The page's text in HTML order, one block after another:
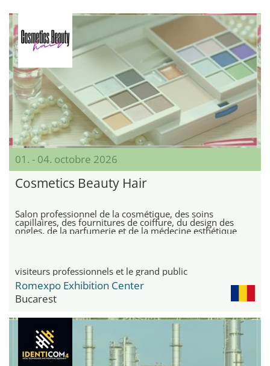
01. - 04. octobre 2026
Cosmetics Beauty Hair
Salon professionnel de la cosmétique, des soins
capillaires, des fournitures de coiffure, du design des
ongles, de la parfumerie et de la médecine esthétique
visiteurs professionnels et le grand public
Romexpo Exhibition Center
Bucarest